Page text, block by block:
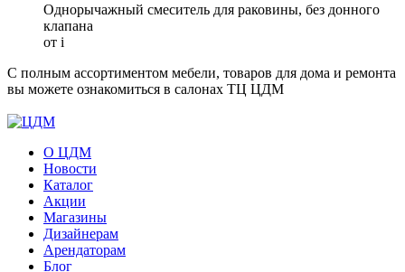
Однорычажный смеситель для раковины, без донного
клапана
от i
С полным ассортиментом мебели, товаров для дома и ремонта
вы можете ознакомиться в салонах ТЦ ЦДМ
О ЦДМ
Новости
Каталог
Акции
Магазины
Дизайнерам
Арендаторам
Блог